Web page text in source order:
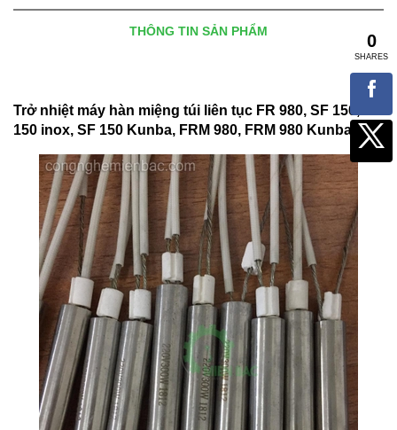
THÔNG TIN SẢN PHẨM
Trở nhiệt máy hàn miệng túi liên tục FR 980, SF 150, SF
150 inox, SF 150 Kunba, FRM 980, FRM 980 Kunba,